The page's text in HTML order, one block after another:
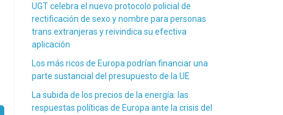
UGT celebra el nuevo protocolo policial de
rectificación de sexo y nombre para personas
trans extranjeras y reivindica su efectiva
aplicación
Los más ricos de Europa podrían financiar una
parte sustancial del presupuesto de la UE
La subida de los precios de la energía: las
respuestas políticas de Europa ante la crisis del